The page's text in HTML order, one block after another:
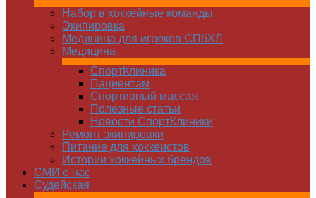
Набор в хоккейные команды
Экипировка
Медицина для игроков СПбХЛ
Медицина
СпортКлиника
Пациентам
Спортивный массаж
Полезные статьи
Новости СпортКлиники
Ремонт экипировки
Питание для хоккеистов
Истории хоккейных брендов
СМИ о нас
Судейская